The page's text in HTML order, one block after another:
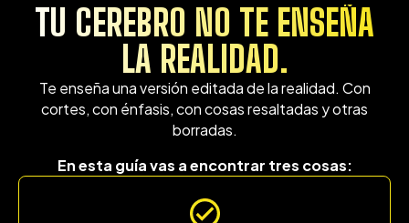
TU CEREBRO NO TE ENSEÑA
LA REALIDAD.
Te enseña una versión editada de la realidad. Con
cortes, con énfasis, con cosas resaltadas y otras
borradas.
En esta guía vas a encontrar tres cosas: